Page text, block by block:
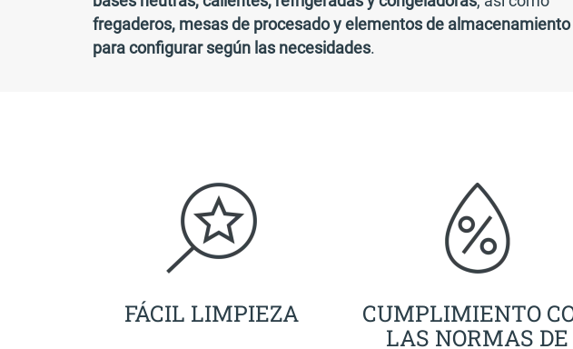
fregaderos, mesas de procesado y elementos de almacenamiento
para configurar según las necesidades.
FÁCIL LIMPIEZA
CUMPLIMIENTO
LAS NORMAS DE